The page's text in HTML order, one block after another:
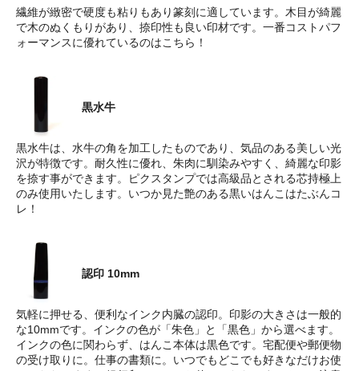
繊維が緻密で硬度も粘りもあり篆刻に適しています。木目が綺麗
で木のぬくもりがあり、捺印性も良い印材です。一番コストパフ
ォーマンスに優れているのはこちら！
黒水牛
黒水牛は、水牛の角を加工したものであり、気品のある美しい光
沢が特徴です。耐久性に優れ、朱肉に馴染みやすく、綺麗な印影
を捺す事ができます。ピクスタンプでは高級品とされる芯持極上
のみ使用いたします。いつか見た艶のある黒いはんこはたぶんコ
レ！
認印 10mm
気軽に押せる、便利なインク内臓の認印。印影の大きさは一般的
な10mmです。インクの色が「朱色」と「黒色」から選べます。
インクの色に関わらず、はんこ本体は黒色です。宅配便や郵便物
の受け取りに。仕事の書類に。いつでもどこでも好きなだけお使